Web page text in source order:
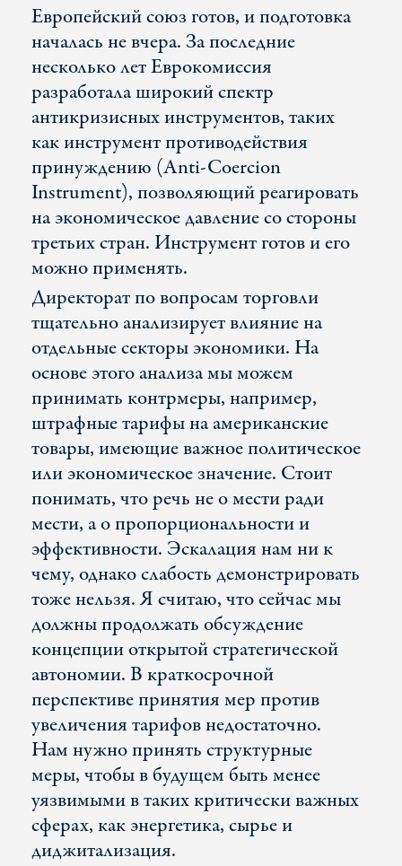
Европейский союз готов, и подготовка
началась не вчера. За последние
несколько лет Еврокомиссия
разработала широкий спектр
антикризисных инструментов, таких
как инструмент противодействия
принуждению (Anti-Coercion
Instrument), позволяющий реагировать
на экономическое давление со стороны
третьих стран. Инструмент готов и его
можно применять.
Директорат по вопросам торговли
тщательно анализирует влияние на
отдельные секторы экономики. На
основе этого анализа мы можем
принимать контрмеры, например,
штрафные тарифы на американские
товары, имеющие важное политическое
или экономическое значение. Стоит
понимать, что речь не о мести ради
мести, а о пропорциональности и
эффективности. Эскалация нам ни к
чему, однако слабость демонстрировать
тоже нельзя. Я считаю, что сейчас мы
должны продолжать обсуждение
концепции открытой стратегической
автономии. В краткосрочной
перспективе принятия мер против
увеличения тарифов недостаточно.
Нам нужно принять структурные
меры, чтобы в будущем быть менее
уязвимыми в таких критически важных
сферах, как энергетика, сырье и
диджитализация.